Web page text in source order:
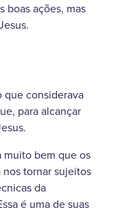
boas ações, mas
que considerava
para alcançar
muito bem que os
tornar sujeitos
da
é uma de suas